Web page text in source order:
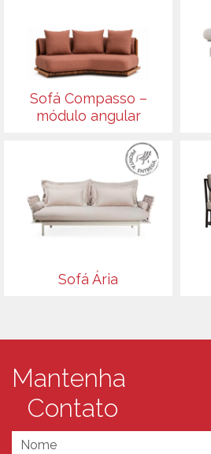
Sofá Compasso –
módulo angular
Sofá Ária
Mantenha
Contato